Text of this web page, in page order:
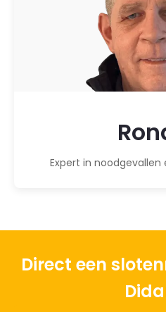
Expert in
Direct een